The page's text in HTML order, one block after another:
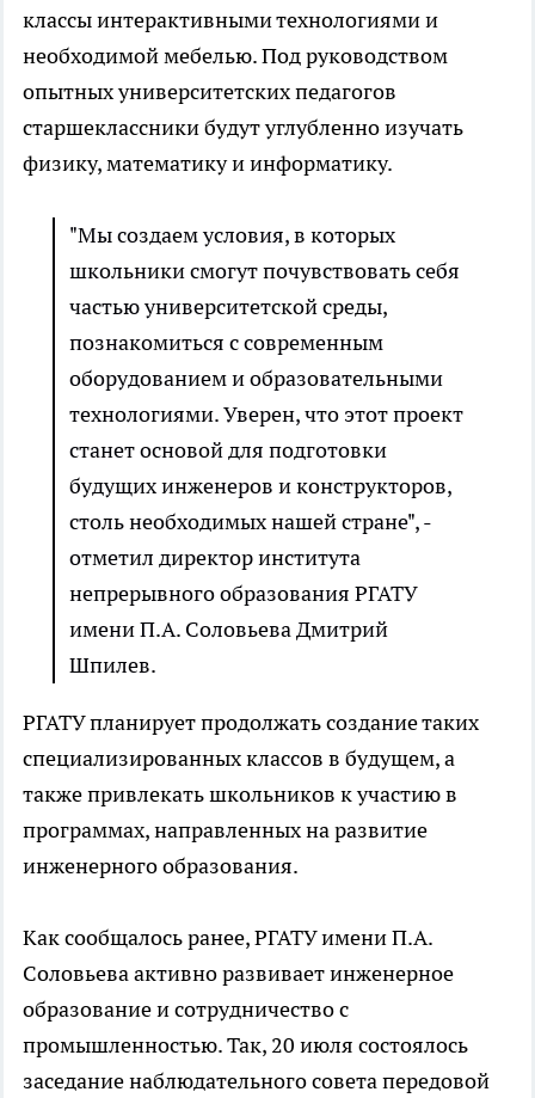
классы интерактивными технологиями и
необходимой мебелью. Под руководством
опытных университетских педагогов
старшеклассники будут углубленно изучать
физику, математику и информатику.
"Мы создаем условия, в которых
школьники смогут почувствовать себя
частью университетской среды,
познакомиться с современным
оборудованием и образовательными
технологиями. Уверен, что этот проект
станет основой для подготовки
будущих инженеров и конструкторов,
столь необходимых нашей стране", -
отметил директор института
непрерывного образования РГАТУ
имени П.А. Соловьева Дмитрий
Шпилев.
РГАТУ планирует продолжать создание таких
специализированных классов в будущем, а
также привлекать школьников к участию в
программах, направленных на развитие
инженерного образования.
Как сообщалось ранее, РГАТУ имени П.А.
Соловьева активно развивает инженерное
образование и сотрудничество с
промышленностью. Так, 20 июля состоялось
заседание наблюдательного совета передовой